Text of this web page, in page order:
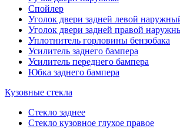
Спойлер
Уголок двери задней левой
Уголок двери задней правой
Уплотнитель горловины бензобака
Усилитель заднего бампера
Усилитель переднего бампера
Юбка заднего бампера
Кузовные стекла
Стекло заднее
Стекло кузовное глухое правое